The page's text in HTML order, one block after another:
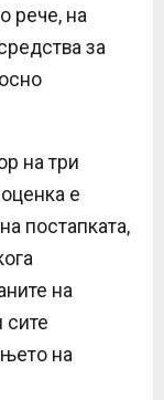
рече, на
за
на три
е
постапката,
на
сите
на